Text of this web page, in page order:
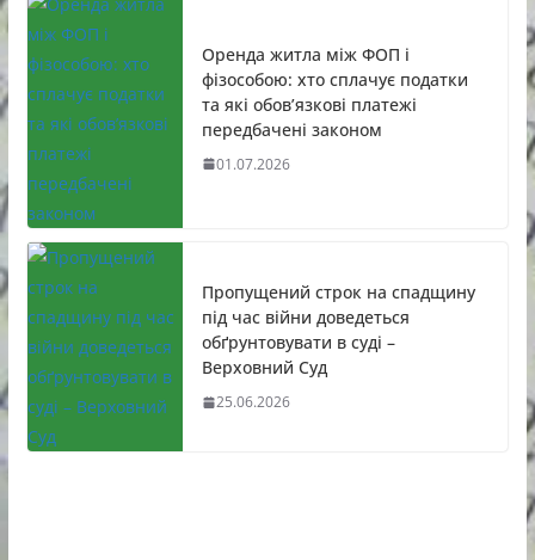
Оренда житла між ФОП і
фізособою: хто сплачує податки
та які обов’язкові платежі
передбачені законом
01.07.2026
Пропущений строк на спадщину
під час війни доведеться
обґрунтовувати в суді –
Верховний Суд
25.06.2026